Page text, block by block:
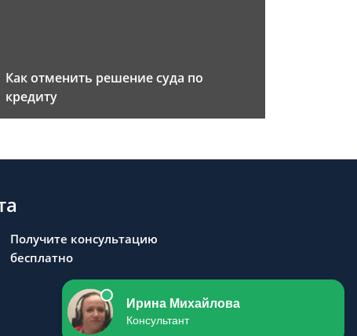
Как отменить решение суда по
кредиту
Получите консультацию
бесплатно